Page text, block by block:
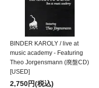
BINDER KAROLY / live at
music academy - Featuring
Theo Jorgensmann (廃盤CD)
[USED]
2,750円(税込)